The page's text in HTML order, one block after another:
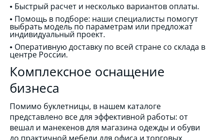
• Быстрый расчет и несколько вариантов оплаты.
• Помощь в подборе: наши специалисты помогут
выбрать модель по параметрам или предложат
индивидуальный проект.
• Оперативную доставку по всей стране со склада в
центре России.
Комплексное оснащение
бизнеса
Помимо буклетницы, в нашем каталоге
представлено все для эффективной работы: от
вешал и манекенов для магазина одежды и обуви